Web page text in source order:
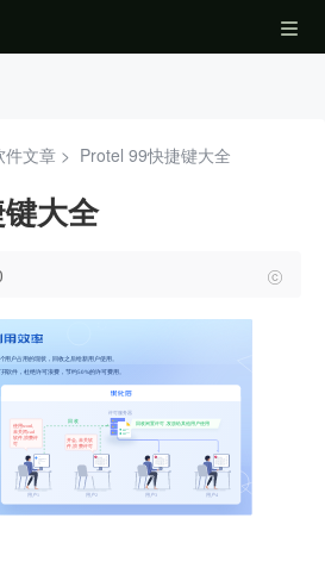
件文章 > Protel 99快捷键大全
大全